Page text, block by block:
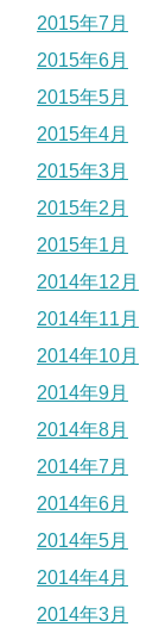
2015年7月
2015年6月
2015年5月
2015年4月
2015年3月
2015年2月
2015年1月
2014年12月
2014年11月
2014年10月
2014年9月
2014年8月
2014年7月
2014年6月
2014年5月
2014年4月
2014年3月